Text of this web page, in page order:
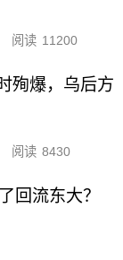
阅读 11200
殉爆，乌后方
阅读 8430
回流东大？